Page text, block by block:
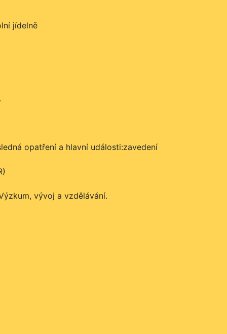
jídelně
opatření a hlavní události:zavedení
vývoj a vzdělávání.